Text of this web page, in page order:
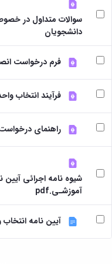
و
تحصیلات
تکمیلی
دروس
کارشناسی
فرم
ها
نامه
ها
ترم
بندی
دروس
تحصیلات
تکمیلی
فرم
ها
و
آئین
ترفیع
آئین
نامه
های
پژوهشی
پژوهشی
کارگاه ها
و
آزمایشگاه
ها
آزمایشگاه
انگل
شناسی
آزمایشگاه
بیوشیمی
و
فیزیولوژی
آزمایشگاه
آموزشی
بهداشت
و
کنترل
کیفی
موادغذایی
سوالات متداول در
دانشجویان
فرم درخواست
فرآیند انتخاب
راهنمای
شیوه نامه اجرائی آیین
آموزشـی.pdf
آیین نامه